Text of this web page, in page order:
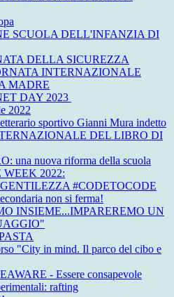
SCUOLA DELL'INFANZIA DI
DELLA SICUREZZA
INTERNAZIONALE
MADRE
DAY 2023
2022
sportivo Gianni Mura indetto
DEL LIBRO DI
una nuova riforma della scuola
WEEK 2022:
#CODETOCODE
non si ferma!
INSIEME...IMPAREREMO UN
"City in mind. Il parco del cibo e
- Essere consapevole
rafting